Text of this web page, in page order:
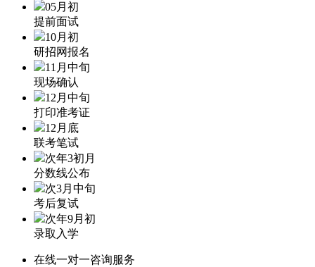
05月初
提前面试
10月初
研招网报名
11月中旬
现场确认
12月中旬
打印准考证
12月底
联考笔试
次年3初月
分数线公布
次3月中旬
考后复试
次年9月初
录取入学
在线一对一咨询服务